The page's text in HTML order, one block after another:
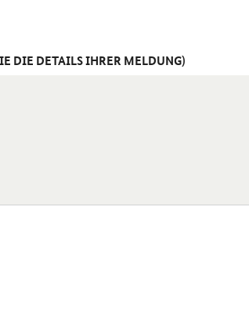
DIE DETAILS IHRER MELDUNG)